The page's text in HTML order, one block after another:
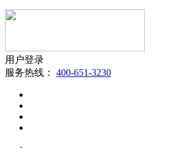
用户登录
服务热线： 400-651-3230